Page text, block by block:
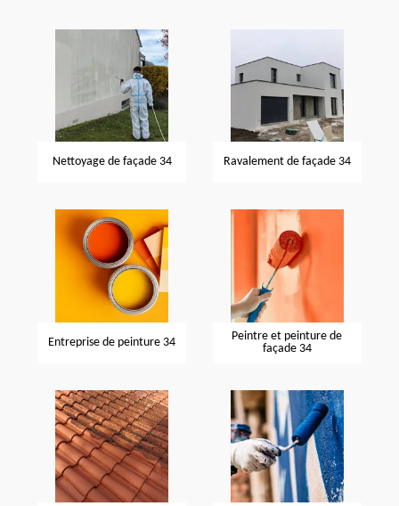
Nettoyage de façade 34 Ravalement de façade 34
Entreprise de peinture 34
Peintre et peinture de
façade 34